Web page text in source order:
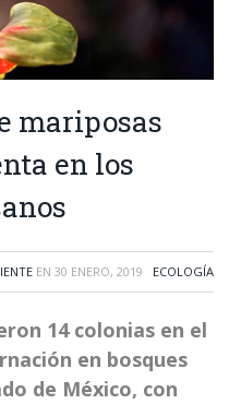
mariposas
en los
EN 30 ENERO, 2019 ECOLOGÍA
14 colonias en el
en bosques
de México, con